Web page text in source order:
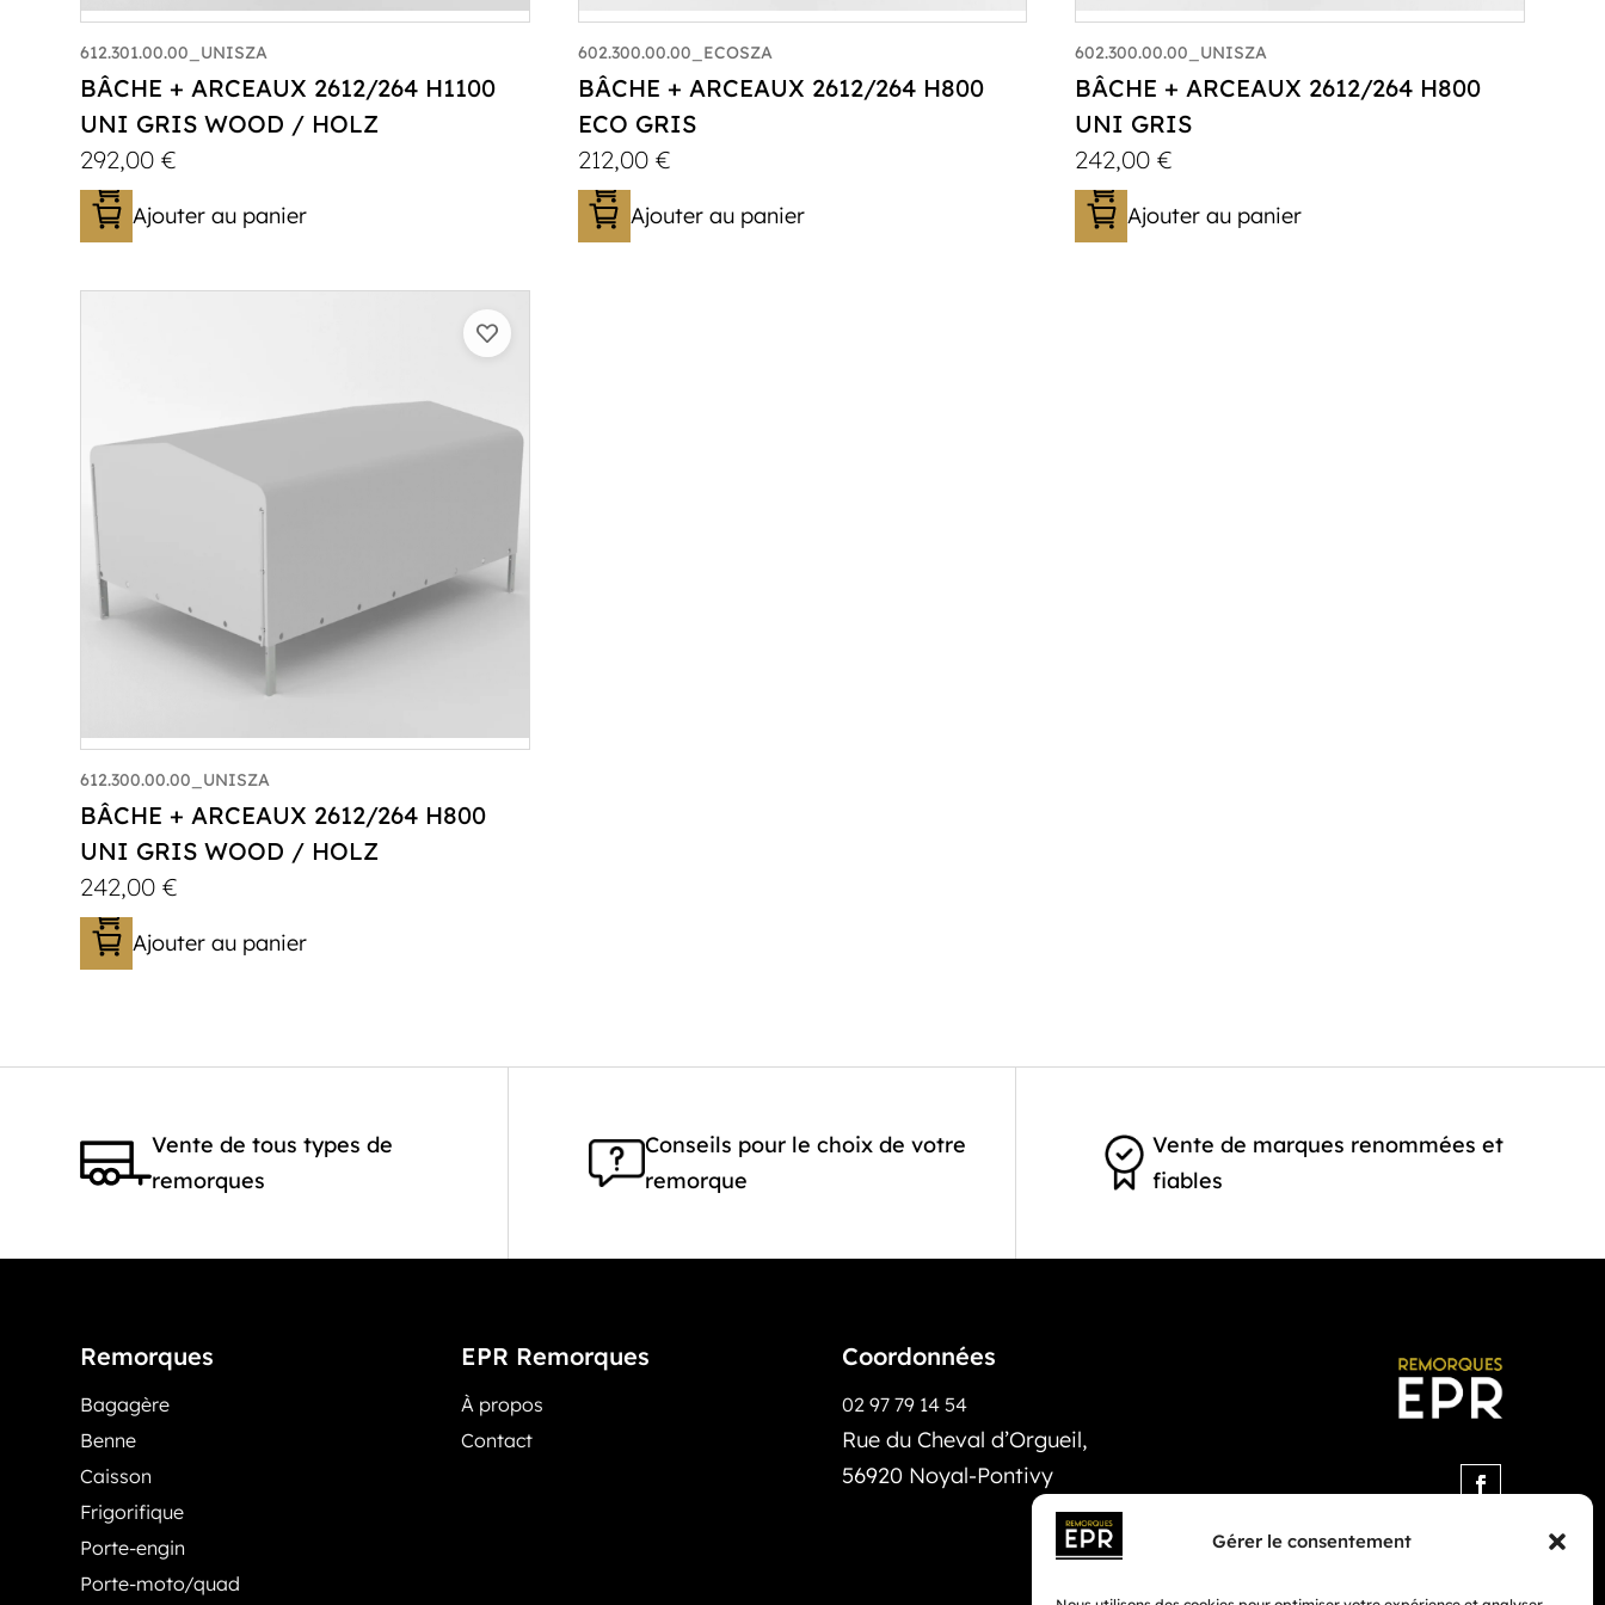
Gérer le consentement
612.301.00.00_UNISZA
BÂCHE + ARCEAUX 2612/264 H1100
UNI GRIS WOOD / HOLZ
292,00€
Ajouter au panier
602.300.00.00_ECOSZA
BÂCHE + ARCEAUX 2612/264 H800
ECO GRIS
212,00 €
Ajouter au panier
602.300.00.00_UNISZA
BÂCHE + ARCEAUX 2612/264 H800
UNI GRIS
242,00€
Ajouter au panier
612.300.00.00_UNISZA
BÂCHE + ARCEAUX 2612/264 H800
UNI GRIS WOOD / HOLZ
242,00€
Ajouter au panier
Vente de tous types de
remorques
Conseils pour le choix de votre
remorque
Vente de marques renommées et
fiables
Remorques
Bagagère
Benne
Caisson
Frigorifique
Porte-engin
Porte-moto/quad
EPR Remorques
À propos
Contact
Coordonnées
02 97 79 14 54
Rue du Cheval d’Orgueil,
56920 Noyal-Pontivy